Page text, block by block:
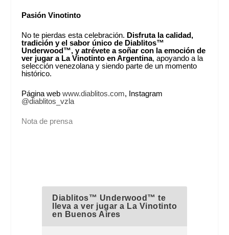
Pasión Vinotinto
No te pierdas esta celebración. Disfruta la calidad,
tradición y el sabor único de Diablitos™
Underwood™, y atrévete a soñar con la emoción de
ver jugar a La Vinotinto en Argentina, apoyando a la
selección venezolana y siendo parte de un momento
histórico.
Página webwww.diablitos.com, Instagram
@diablitos_vzla
Nota de prensa
Diablitos™ Underwood™ te
lleva a ver jugar a La Vinotinto
en Buenos Aires